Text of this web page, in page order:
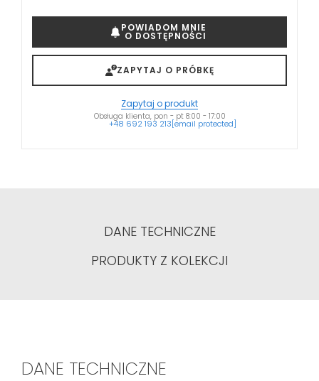
POWIADOM MNIE
O DOSTĘPNOŚCI
ZAPYTAJ O PRÓBKĘ
Zapytaj o produkt
Obsługa klienta, pon - pt 8:00 - 17:00
+48 692 193 213[email protected]
DANE TECHNICZNE
PRODUKTY Z KOLEKCJI
DANE TECHNICZNE